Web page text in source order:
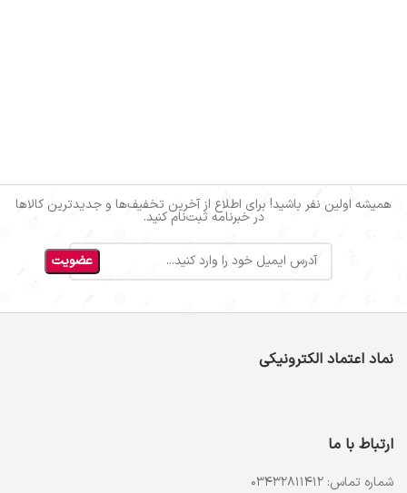
همیشه اولین نفر باشید! برای اطلاع از آخرین تخفیف‌ها و جدیدترین کالاها
در خبرنامه ثبت‌نام کنید.
نماد اعتماد الکترونیکی
ارتباط با ما
شماره تماس: 03432811412